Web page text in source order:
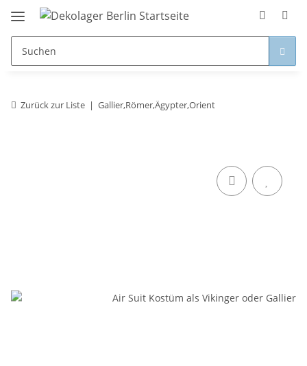
Zurück zur Liste Gallier,Römer,Ägypter,Orient